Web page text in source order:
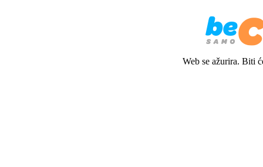
Web se ažurira. Biti